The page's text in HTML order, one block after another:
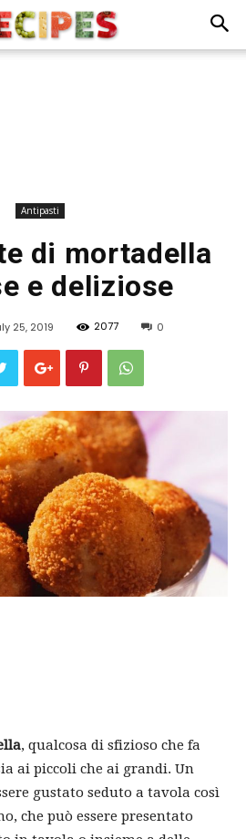
Antipasti
di mortadella
e deliziose
25, 2019 2077 0
, qualcosa di sfizioso che fa
ai piccoli che ai grandi. Un
gustato seduto a tavola così
che può essere presentato